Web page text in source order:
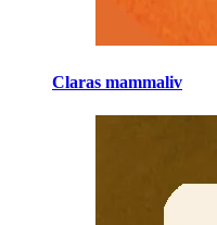
Claras mammaliv